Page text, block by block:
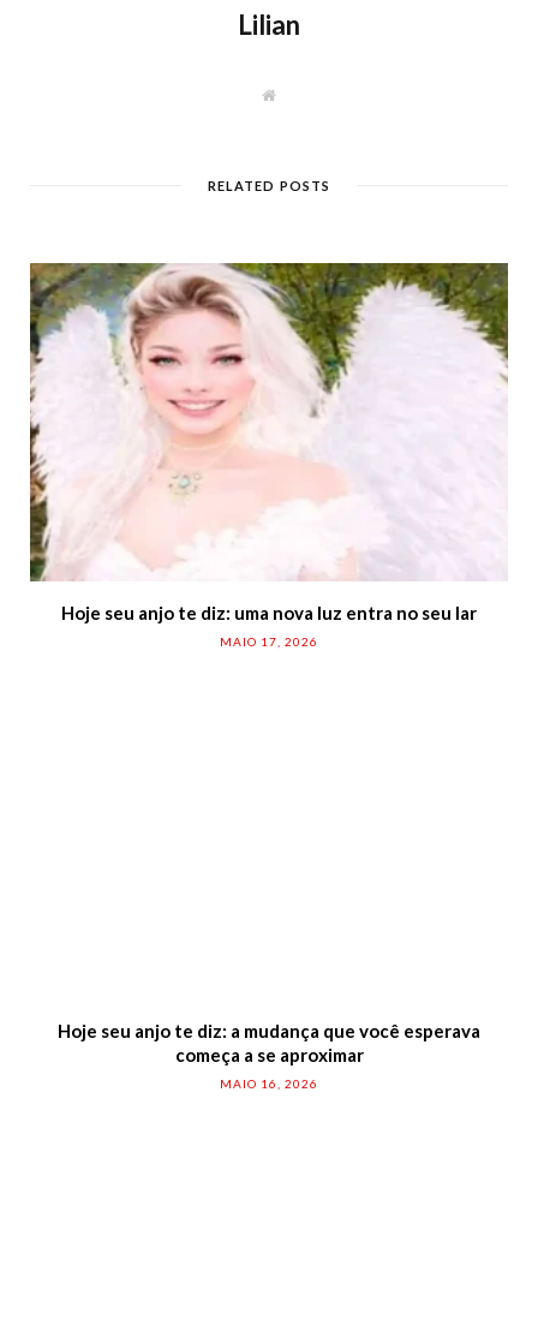
Lilian
W
RELATED POSTS
Hoje seu anjo te diz: uma nova luz entra no seu lar
MAIO 17, 2026
Hoje seu anjo te diz: a mudança que você esperava
começa a se aproximar
MAIO 16, 2026